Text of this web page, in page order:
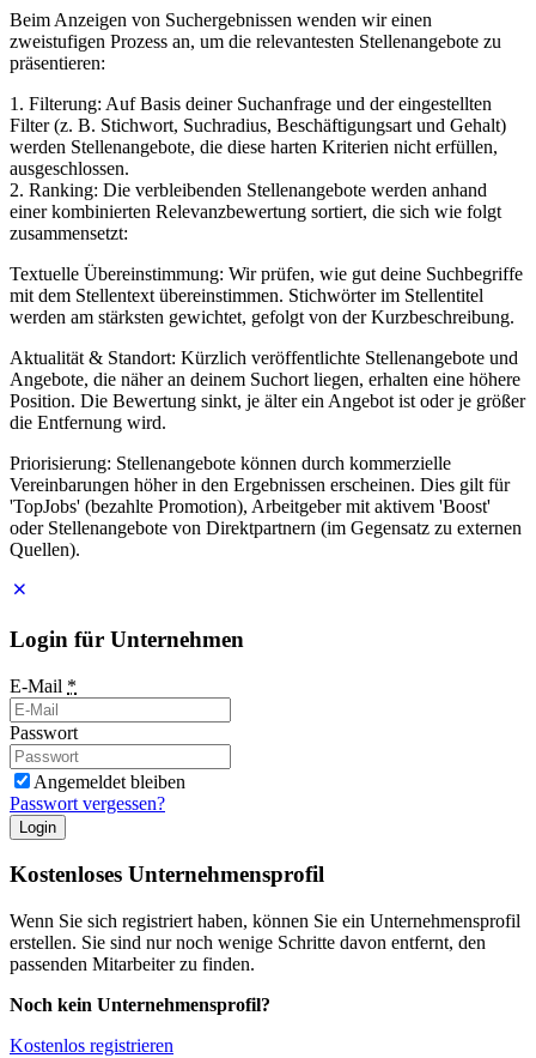
Beim Anzeigen von Suchergebnissen wenden wir einen
zweistufigen Prozess an, um die relevantesten Stellenangebote zu
präsentieren:
1. Filterung: Auf Basis deiner Suchanfrage und der eingestellten
Filter (z. B. Stichwort, Suchradius, Beschäftigungsart und Gehalt)
werden Stellenangebote, die diese harten Kriterien nicht erfüllen,
ausgeschlossen.
2. Ranking: Die verbleibenden Stellenangebote werden anhand
einer kombinierten Relevanzbewertung sortiert, die sich wie folgt
zusammensetzt:
Textuelle Übereinstimmung: Wir prüfen, wie gut deine Suchbegriffe
mit dem Stellentext übereinstimmen. Stichwörter im Stellentitel
werden am stärksten gewichtet, gefolgt von der Kurzbeschreibung.
Aktualität & Standort: Kürzlich veröffentlichte Stellenangebote und
Angebote, die näher an deinem Suchort liegen, erhalten eine höhere
Position. Die Bewertung sinkt, je älter ein Angebot ist oder je größer
die Entfernung wird.
Priorisierung: Stellenangebote können durch kommerzielle
Vereinbarungen höher in den Ergebnissen erscheinen. Dies gilt für
'TopJobs' (bezahlte Promotion), Arbeitgeber mit aktivem 'Boost'
oder Stellenangebote von Direktpartnern (im Gegensatz zu externen
Quellen).
Login für Unternehmen
E-Mail *
Passwort
Angemeldet bleiben
Passwort vergessen?
Login
Kostenloses Unternehmensprofil
Wenn Sie sich registriert haben, können Sie ein Unternehmensprofil
erstellen. Sie sind nur noch wenige Schritte davon entfernt, den
passenden Mitarbeiter zu finden.
Noch kein Unternehmensprofil?
Kostenlos registrieren